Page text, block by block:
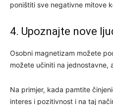
poništiti sve negativne mitove
4. Upoznajte nove
Osobni magnetizam možete
možete učiniti na jednostavne,
Na primjer, kada pamtite
interes i pozitivnost i na taj